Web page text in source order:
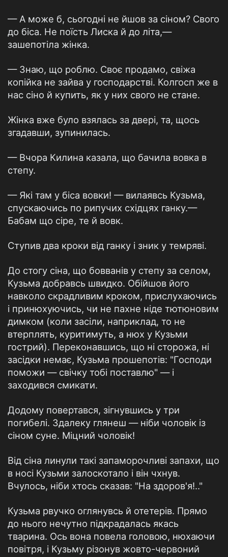
— А може б, сьогодні не йшов за сіном? Свого
до біса. Не поїсть Лиска й до літа,—
зашепотіла жінка.
— Знаю, що роблю. Своє продамо, свіжа
копійка не зайва у господарстві. Колгосп же в
нас сіно й купить, як у них свого не стане.
Жінка вже було взялась за двері, та, щось
згадавши, зупинилась.
— Вчора Килина казала, що бачила вовка в
степу.
— Які там у біса вовки! — вилаявсь Кузьма,
спускаючись по рипучих східцях ганку.—
Бабам що сіре, те й вовк.
Ступив два кроки від ганку і зник у темряві.
До стогу сіна, що бовванів у степу за селом,
Кузьма добравсь швидко. Обійшов його
навколо скрадливим кроком, прислухаючись
і принюхуючись, чи не пахне ніде тютюновим
димком (коли засіли, наприклад, то не
втерплять, куритимуть, а нюх у Кузьми
гострий). Переконавшись, що ні сторожа, ні
засідки немає, Кузьма прошепотів: "Господи
поможи — свічку тобі поставлю" — і
заходився смикати.
Додому повертався, зігнувшись у три
погибелі. Здалеку глянеш — ніби чоловік із
сіном суне. Міцний чоловік!
Від сіна линули такі запаморочливі запахи, що
в носі Кузьми залоскотало і він чхнув.
Вчулось, ніби хтось сказав: "На здоров'я!.."
Кузьма рвучко оглянувсь й отетерів. Прямо
до нього нечутно підкрадалась якась
тварина. Ось вона повела головою, нюхаючи
повітря, і Кузьму різонув жовто-червоний